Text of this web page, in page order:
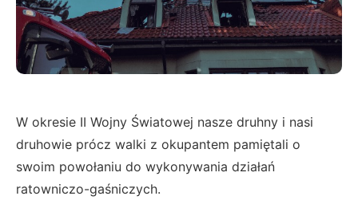
W okresie II Wojny Światowej nasze druhny i nasi
druhowie prócz walki z okupantem pamiętali o
swoim powołaniu do wykonywania działań
ratowniczo-gaśniczych.